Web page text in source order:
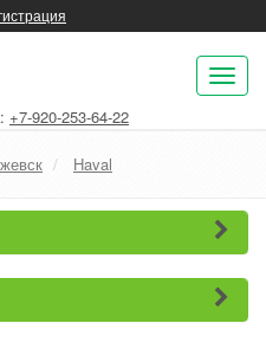
+7-920-253-64-22
Haval